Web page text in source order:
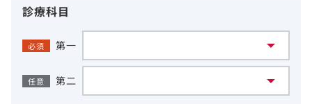
診療科目
必須 第一
任意 第二